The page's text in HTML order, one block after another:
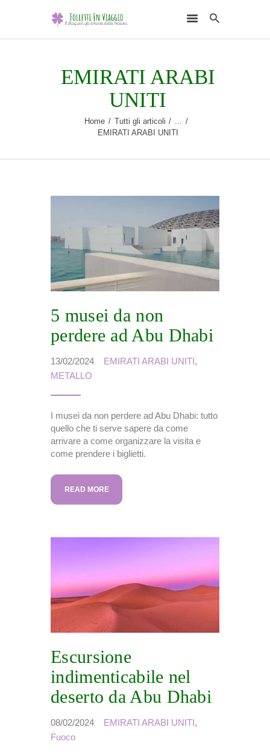
EMIRATI ARABI
UNITI
Home Tutti gli articoli
...
EMIRATI ARABI UNITI
SCEGLI L’ELEMENTO
RUBRICHE
5 musei da non
perdere ad Abu Dhabi
13/02/2024 EMIRATI ARABI UNITI,
METALLO
I musei da non perdere ad Abu Dhabi: tutto
quello che ti serve sapere da come
arrivare a come organizzare la visita e
come prendere i biglietti.
READ MORE
Escursione
indimenticabile nel
deserto da Abu Dhabi
08/02/2024 EMIRATI ARABI UNITI,
Fuoco